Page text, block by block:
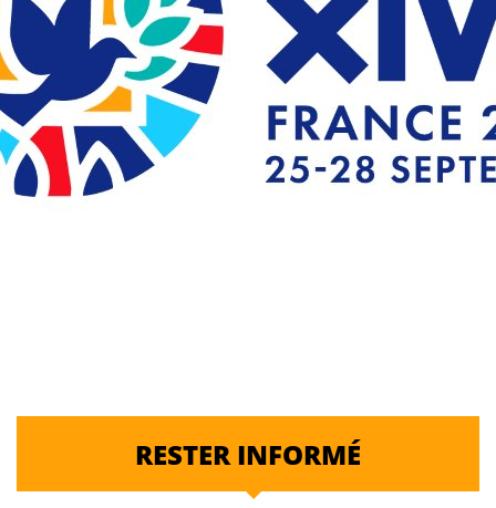
RESTER INFORMÉ